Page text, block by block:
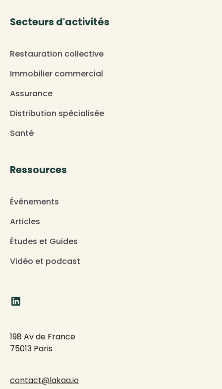
Secteurs d'activités
Restauration collective
Immobilier commercial
Assurance
Distribution spécialisée
Santé
Ressources
Événements
Articles
Études et Guides
Vidéo et podcast
198 Av de France
75013 Paris
contact@lakaa.io